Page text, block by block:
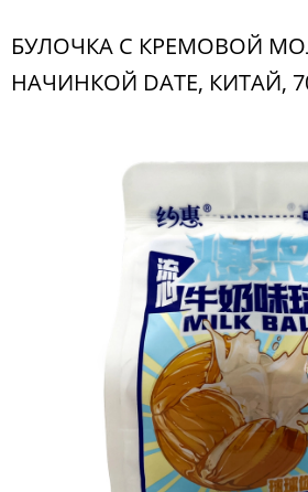
БУЛОЧКА С КРЕМОВОЙ
НАЧИНКОЙ DATE, КИТАЙ,